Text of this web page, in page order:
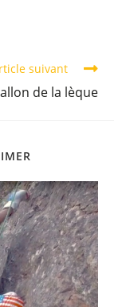
suivant
de la lèque